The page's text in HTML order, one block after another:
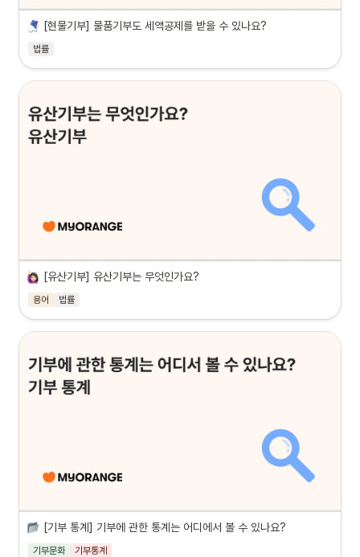
[현물기부] 물품기부도 세액공제를 받을 수 있나요?
법률
[유산기부] 유산기부는 무엇인가요?
용어 법률
[기부 통계] 기부에 관한 통계는 어디에서 볼 수 있나요?
기부문화 기부통계